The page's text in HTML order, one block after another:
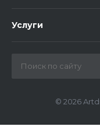
Услуги
© 2026